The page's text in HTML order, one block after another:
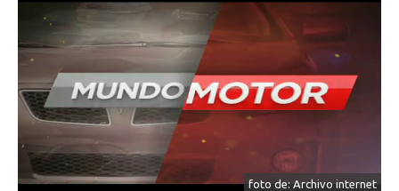
foto de: Archivo internet